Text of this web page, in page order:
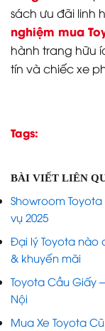
sách ưu đãi linh
nghiệm mua
hành trang hữu
tín và chiếc xe
Tags:
BÀI VIẾT LIÊN
Showroom
vụ 2025
Đại lý Toyota nào
& khuyến mãi
Toyota Cầu Giấy
Nội
Mua Xe Toyota